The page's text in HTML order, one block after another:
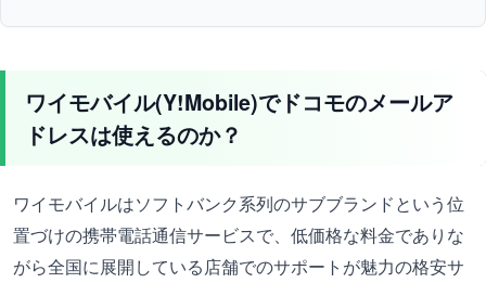
ワイモバイル(Y!Mobile)でドコモのメールア
ドレスは使えるのか？
ワイモバイルはソフトバンク系列のサブブランドという位
置づけの携帯電話通信サービスで、低価格な料金でありな
がら全国に展開している店舗でのサポートが魅力の格安サ